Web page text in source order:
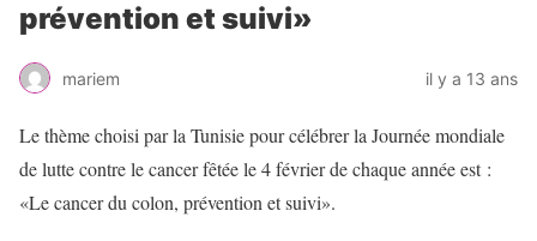
prévention et suivi»
mariem il y a 13 ans
Le thème choisi par la Tunisie pour célébrer la Journée mondiale
de lutte contre le cancer fêtée le 4 février de chaque année est :
«Le cancer du colon, prévention et suivi».